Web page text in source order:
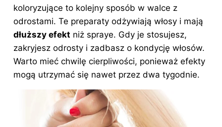
koloryzujące to kolejny sposób w walce z
odrostami. Te preparaty odżywiają włosy i mają
dłuższy efekt niż spraye. Gdy je stosujesz,
zakryjesz odrosty i zadbasz o kondycję włosów.
Warto mieć chwilę cierpliwości, ponieważ efekty
mogą utrzymać się nawet przez dwa tygodnie.